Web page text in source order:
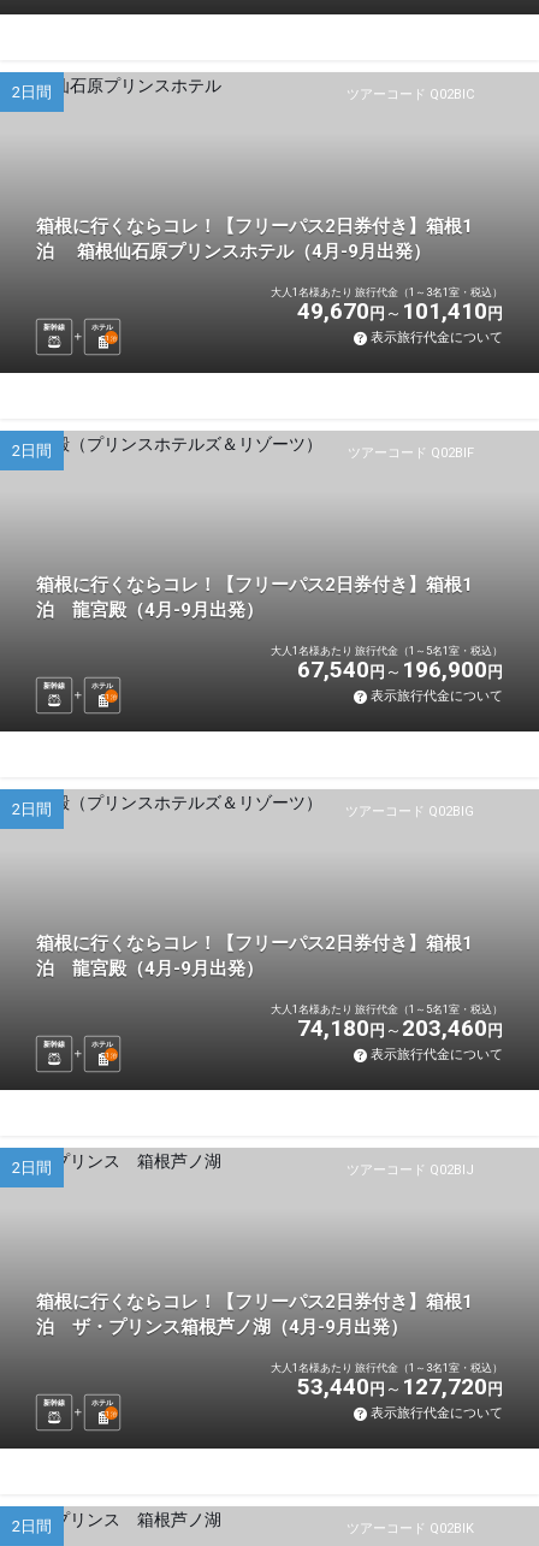
ツアーコード Q02BIC
2日間
箱根に行くならコレ！【フリーパス2日券付き】箱根1
泊 箱根仙石原プリンスホテル（4月-9月出発）
新幹線
ホテル
1 泊
大人1名様あたり 旅行代金（1～3名1室・税込）
49,670 円 101,410 円
表示旅行代金について
ツアーコード Q02BIF
2日間
箱根に行くならコレ！【フリーパス2日券付き】箱根1
泊 龍宮殿（4月-9月出発）
新幹線
ホテル
1 泊
大人1名様あたり 旅行代金（1～5名1室・税込）
67,540 円 196,900 円
表示旅行代金について
ツアーコード Q02BIG
2日間
箱根に行くならコレ！【フリーパス2日券付き】箱根1
泊 龍宮殿（4月-9月出発）
新幹線
ホテル
1 泊
大人1名様あたり 旅行代金（1～5名1室・税込）
74,180 円 203,460 円
表示旅行代金について
ツアーコード Q02BIJ
2日間
箱根に行くならコレ！【フリーパス2日券付き】箱根1
泊 ザ・プリンス箱根芦ノ湖（4月-9月出発）
新幹線
ホテル
1 泊
大人1名様あたり 旅行代金（1～3名1室・税込）
53,440 円 127,720 円
表示旅行代金について
ツアーコード Q02BIK
2日間